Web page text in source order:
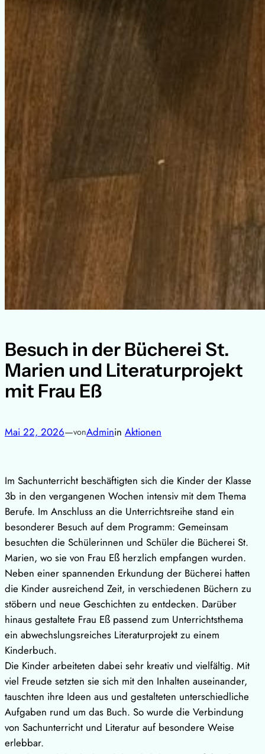
Besuch in der Bücherei St.
Marien und Literaturprojekt
mit Frau Eß
Mai 22, 2026—vonAdminin Aktionen
Im Sachunterricht beschäftigten sich die Kinder der Klasse
3b in den vergangenen Wochen intensiv mit dem Thema
Berufe. Im Anschluss an die Unterrichtsreihe stand ein
besonderer Besuch auf dem Programm: Gemeinsam
besuchten die Schülerinnen und Schüler die Bücherei St.
Marien, wo sie von Frau Eß herzlich empfangen wurden.
Neben einer spannenden Erkundung der Bücherei hatten
die Kinder ausreichend Zeit, in verschiedenen Büchern zu
stöbern und neue Geschichten zu entdecken. Darüber
hinaus gestaltete Frau Eß passend zum Unterrichtsthema
ein abwechslungsreiches Literaturprojekt zu einem
Kinderbuch.
Die Kinder arbeiteten dabei sehr kreativ und vielfältig. Mit
viel Freude setzten sie sich mit den Inhalten auseinander,
tauschten ihre Ideen aus und gestalteten unterschiedliche
Aufgaben rund um das Buch. So wurde die Verbindung
von Sachunterricht und Literatur auf besondere Weise
erlebbar.